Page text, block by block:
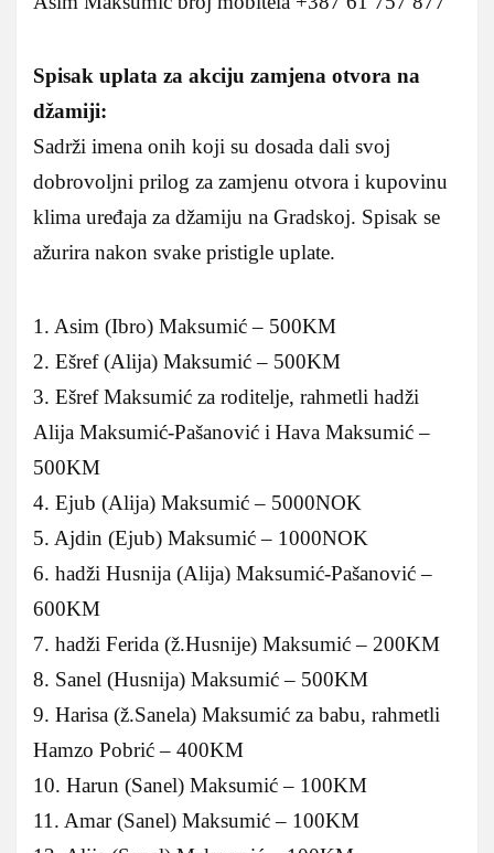
Spisak uplata za akciju zamjena otvora na
džamiji:
Sadrži imena onih koji su dosada dali svoj
dobrovoljni prilog za zamjenu otvora i kupovinu
klima uređaja za džamiju na Gradskoj. Spisak se
ažurira nakon svake pristigle uplate.
1. Asim (Ibro) Maksumić – 500KM
2. Ešref (Alija) Maksumić – 500KM
3. Ešref Maksumić za roditelje, rahmetli hadži
Alija Maksumić-Pašanović i Hava Maksumić –
500KM
4. Ejub (Alija) Maksumić – 5000NOK
5. Ajdin (Ejub) Maksumić – 1000NOK
6. hadži Husnija (Alija) Maksumić-Pašanović –
600KM
7. hadži Ferida (ž.Husnije) Maksumić – 200KM
8. Sanel (Husnija) Maksumić – 500KM
9. Harisa (ž.Sanela) Maksumić za babu, rahmetli
Hamzo Pobrić – 400KM
10. Harun (Sanel) Maksumić – 100KM
11. Amar (Sanel) Maksumić – 100KM